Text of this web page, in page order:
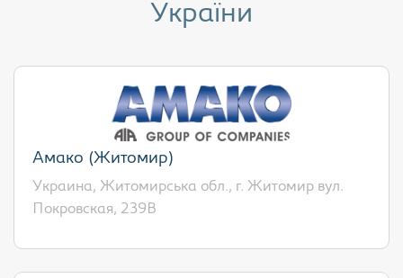
України
Амако (Житомир)
Украина, Житомирська обл., г. Житомир вул.
Покровская, 239В